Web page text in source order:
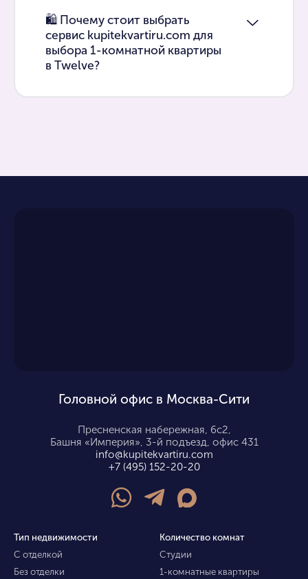
🛍 Почему стоит выбрать
сервис kupitekvartiru.com для
выбора 1-комнатной квартиры
в Twelve?
Головной офис в Москва-Сити
Пресненская набережная, 6с2,
Башня «Империя», 3-й подъезд, офис 431
info@kupitekvartiru.com
+7 (495) 152-20-20
Тип недвижимости
С отделкой
Без отделки
Количество комнат
Студии
1-комнатные квартиры